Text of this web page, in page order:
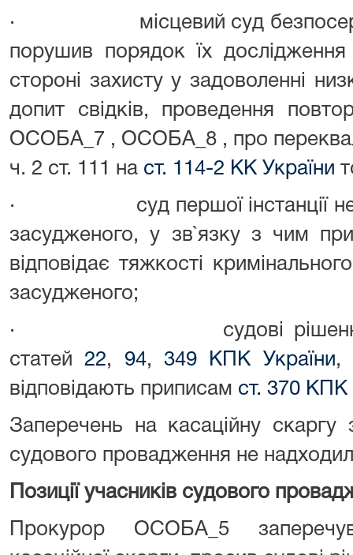
· місцевий суд
порушив порядок їх дослідження
стороні захисту у задоволенні
допит свідків, проведення
ОСОБА_7 , ОСОБА_8 , про
ч. 2 ст. 111 на ст. 114-2 КК України
· суд першої інстанції не
засудженого, у зв`язку з чим
відповідає тяжкості
засудженого;
· судові рішення
статей22, 94,349 КПК України,
відповідають приписам ст. 370 КПК
Заперечень на касаційну скаргу
судового провадження не
Позиції учасників судового
Прокурор ОСОБА_5